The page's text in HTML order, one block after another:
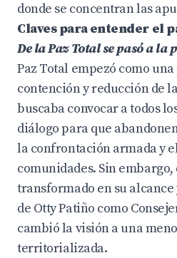
donde se concentran las
Claves para entender el
De la Paz Total se pasó a
Paz Total empezó como
contención y reducción de
buscaba convocar a todos
diálogo para que
la confrontación armada y
comunidades. Sin
transformado en su
de Otty Patiño como
cambió la visión a una
territorializada.